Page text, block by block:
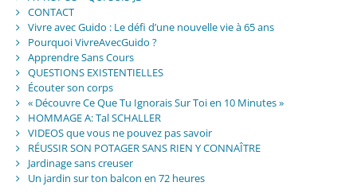
CONTACT
Vivre avec Guido : Le défi d’une nouvelle vie à 65 ans
Pourquoi VivreAvecGuido ?
Apprendre Sans Cours
QUESTIONS EXISTENTIELLES
Écouter son corps
« Découvre Ce Que Tu Ignorais Sur Toi en 10 Minutes »
HOMMAGE A: Tal SCHALLER
VIDEOS que vous ne pouvez pas savoir
RÉUSSIR SON POTAGER SANS RIEN Y CONNAÎTRE
Jardinage sans creuser
Un jardin sur ton balcon en 72 heures